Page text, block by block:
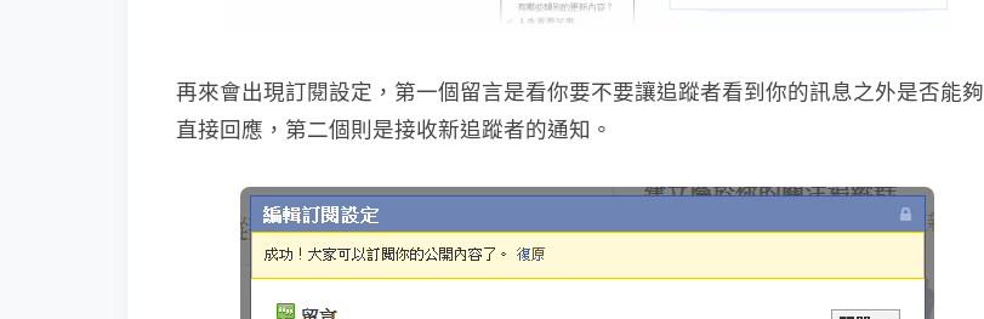
再來會出現訂閱設定，第一個留言是看你要不要讓追蹤者看到你的訊息之外是否能夠
直接回應，第二個則是接收新追蹤者的通知。